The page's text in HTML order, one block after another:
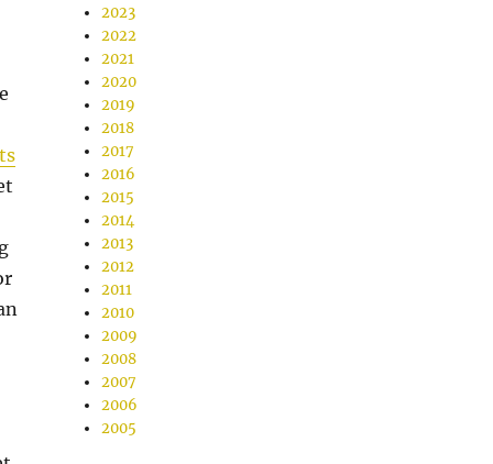
2023
2022
2021
2020
2019
2018
2017
2016
2015
2014
2013
2012
2011
2010
2009
2008
2007
2006
2005